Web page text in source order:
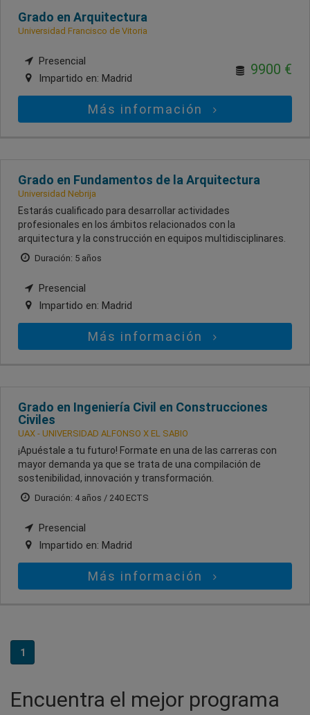
Grado en Arquitectura
Universidad Francisco de Vitoria
Presencial
Impartido en: Madrid
9900 €
Más información
Grado en Fundamentos de la Arquitectura
Universidad Nebrija
Estarás cualificado para desarrollar actividades
profesionales en los ámbitos relacionados con la
arquitectura y la construcción en equipos multidisciplinares.
Duración: 5 años
Presencial
Impartido en: Madrid
Más información
Grado en Ingeniería Civil en Construcciones
Civiles
UAX - UNIVERSIDAD ALFONSO X EL SABIO
¡Apuéstale a tu futuro! Formate en una de las carreras con
mayor demanda ya que se trata de una compilación de
sostenibilidad, innovación y transformación.
Duración: 4 años / 240 ECTS
Presencial
Impartido en: Madrid
Más información
1
Encuentra el mejor programa